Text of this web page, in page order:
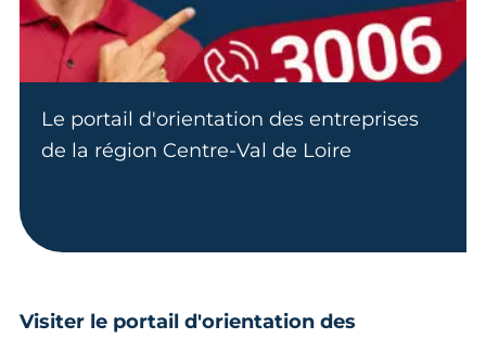
Le portail d'orientation des entreprises
de la région Centre-Val de Loire
Visiter le portail d'orientation des